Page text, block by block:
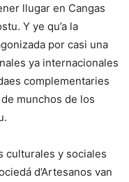
llugar en Cangas
Y ye qu’a la
por casi una
ya internacionales
complementaries
munchos de los
culturales y sociales
d’Artesanos van